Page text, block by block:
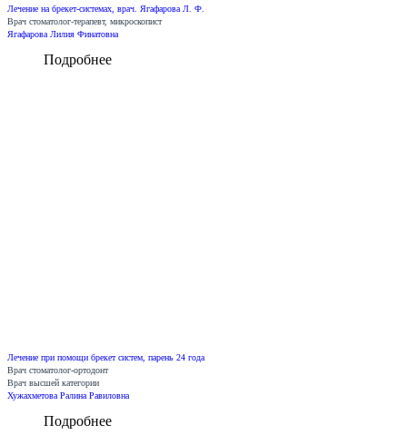
Лечение на брекет-системах, врач. Ягафарова Л. Ф.
Врач стоматолог-терапевт, микроскопист
Ягафарова Лилия Финатовна
Подробнее
Лечение при помощи брекет систем, парень 24 года
Врач стоматолог-ортодонт
Врач высшей категории
Хужахметова Ралина Равиловна
Подробнее